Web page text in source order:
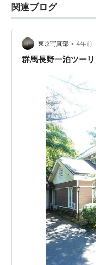
関連ブログ
東京写真部 • 4年前
群馬長野一泊ツー